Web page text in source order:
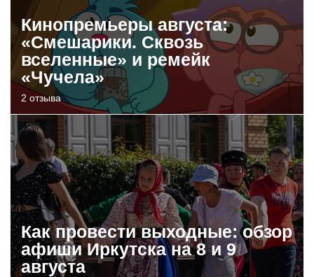
Кинопремьеры августа:
«Смешарики. Сквозь
вселенные» и ремейк
«Чучела»
2 отзыва
Как провести выходные: обзор
афиши Иркутска на 8 и 9
августа